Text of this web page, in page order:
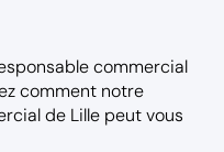
commercial
comment notre
de Lille peut vous